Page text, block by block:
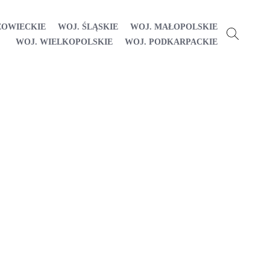
WOJ. ŚLĄSKIE
WOJ. MAŁOPOLSKIE
WOJ. WIELKOPOLSKIE
WOJ. PODKARPACKIE